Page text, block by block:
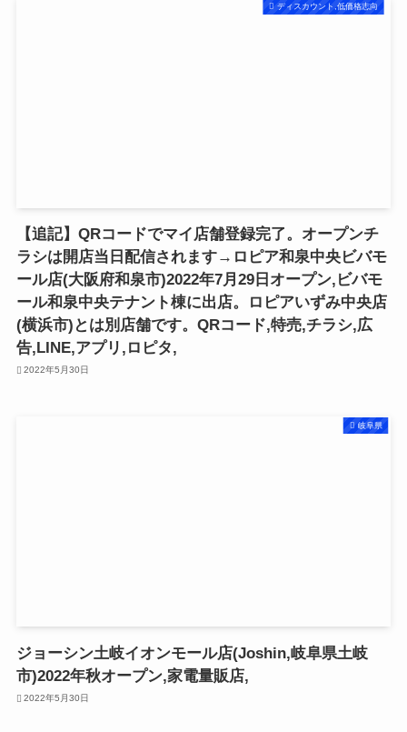
ディスカウント,低価格志向
【追記】QRコードでマイ店舗登録完了。オープンチ
ラシは開店当日配信されます→ロピア和泉中央ビバモ
ール店(大阪府和泉市)2022年7月29日オープン,ビバモ
ール和泉中央テナント棟に出店。ロピアいずみ中央店
(横浜市)とは別店舗です。QRコード,特売,チラシ,広
告,LINE,アプリ,ロピタ,
2022年5月30日
岐阜県
ジョーシン土岐イオンモール店(Joshin,岐阜県土岐
市)2022年秋オープン,家電量販店,
2022年5月30日